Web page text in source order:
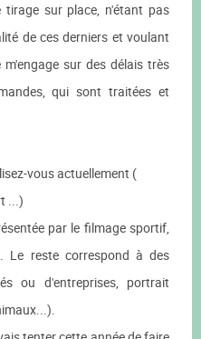
sur place, n'étant pas
de ces derniers et voulant
sur des délais très
qui sont traitées et
vous actuellement (
...)
par le filmage sportif,
Le reste correspond à des
ou d'entreprises, portrait